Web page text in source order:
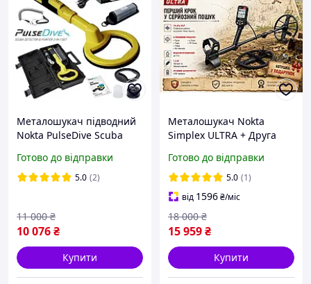
Металошукач підводний
Nokta PulseDive Scuba
Кейс. Цілевказівник та
підводний детектор
Готово до відправки
5.0 (2)
10 076₴
11 000 ₴
Купити
Металошукач Nokta
Simplex ULTRA + Друга
пошуку монет та золота
Нокта Ультра
Готово до відправки
5.0 (1)
від 1596₴/міс
15 959₴
18 000 ₴
Купити